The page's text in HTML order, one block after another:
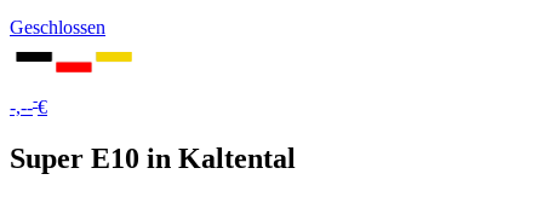
Geschlossen
-,---€
Super E10 in Kaltental